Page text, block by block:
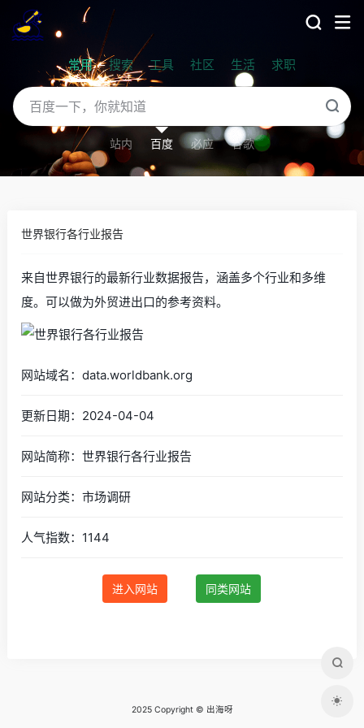
常用 搜索 工具 社区 生活 求职
站内 百度 必应 谷歌
世界银行各行业报告
来自世界银行的最新行业数据报告，涵盖多个行业和多维
度。可以做为外贸进出口的参考资料。
网站域名：data.worldbank.org
更新日期：2024-04-04
网站简称：世界银行各行业报告
网站分类：市场调研
人气指数：1144
进入网站 同类网站
2025 Copyright © 出海呀